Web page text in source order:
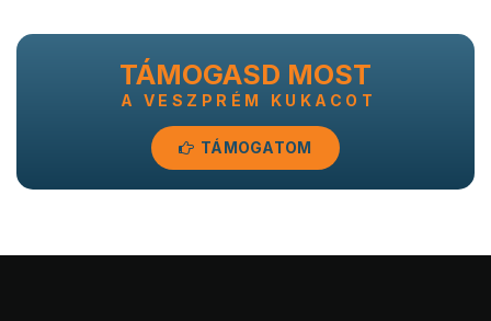
TÁMOGASD MOST
A VESZPRÉM KUKACOT
TÁMOGATOM